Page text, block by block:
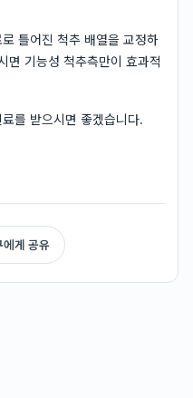
틀어진 척추 배열을 교정하
면 기능성 척추측만이 효과적
를 받으시면 좋겠습니다.
게 공유